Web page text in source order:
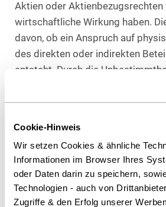
Cookie-Hinweis
Wir setzen Cookies & ähnliche
Informationen im Browser Ihres
oder Daten darin zu speichern,
Technologien - auch von
Zugriffe & den Erfolg unserer
Aktien oder Aktienbezugsrechten
wirtschaftliche Wirkung haben.
davon, ob ein Anspruch auf
des direkten oder indirekten
entsteht. Durch die
Formulierung ist ihr
Deswegen dürfte eine Umgehung
sein.
Neue Meldepflichten müssen bis
2015 erfüllt werden – teilweise
Gemeldete